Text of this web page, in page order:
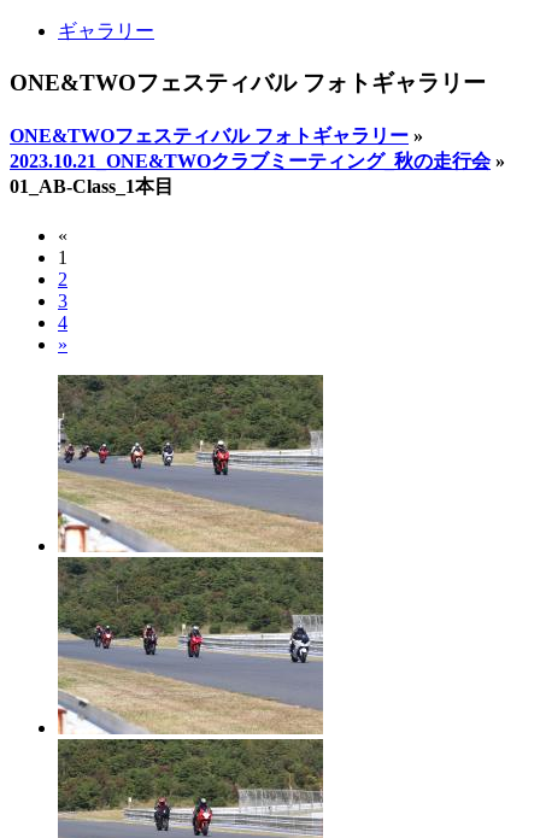
ギャラリー
ONE&TWOフェスティバル フォトギャラリー
ONE&TWOフェスティバル フォトギャラリー »
2023.10.21_ONE&TWOクラブミーティング_秋の走行会»
01_AB-Class_1本目
«
1
2
3
4
»